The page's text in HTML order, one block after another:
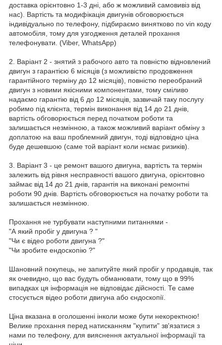
доставка орієнтовно 1-3 дні, або ж можливий самовивіз від
нас). Вартість та модифікація двигунів обговорюється
індивідуально по телефону, підбираємо винятково по vin коду
автомобіля, тому для узгодження деталей прохання
телефонувати. (Viber, WhatsApp)
2. Варіант 2 - знятий з рабочого авто та повністю відновлений
двигун з гарантією 6 місяців (з можливістю продовження
гарантійного терміну до 12 місяців), повністю переобраний
двигун з новими якісними компонентами, тому сміливо
надаємо гарантію від 6 до 12 місяців, зазвичай таку послугу
робимо під клієнта, термін виконання від 14 до 21 днів,
вартість обговорюється перед початком роботи та
залишається незмінною, а також можливий варіант обміну з
доплатою на ваш проблемний двигун, тоді відповідно ціна
буде дешевшою (саме той варіант коли нємає ризиків).
3. Варіант 3 - це ремонт вашого двигуна, вартість та термін
залежить від рівня несправності вашого двигуна, орієнтовно
займає від 14 до 21 днів, гарантія на виконані ремонтні
роботи 90 днів. Вартість обговорюється на початку роботи та
залишається незмінною.
Прохання не турбувати наступними питаннями -
"А який пробіг у двигуна ? "
"Чи є відео роботи двигуна ?"
"Чи зробите ендоскопію ?"
Шановний покупець, не запитуйте який пробіг у продавців, так
як очевидно, що вас будуть обманювати, тому що в 99%
випадках ця інформація не відповідає дійсності. Те саме
стосується відео роботи двигуна або єндоскопії.
Ціна вказана в оголошенні інколи може бути некоректною!
Велике прохання перед натисканням "купити" зв'язатися з
нами по телефону, для вияснення актуальної інформації та